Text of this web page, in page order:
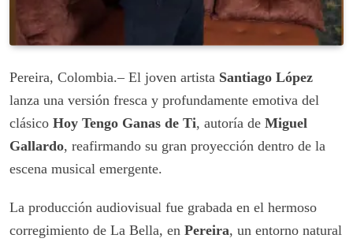
Pereira, Colombia.– El joven artista Santiago López
lanza una versión fresca y profundamente emotiva del
clásico Hoy Tengo Ganas de Ti, autoría de Miguel
Gallardo, reafirmando su gran proyección dentro de la
escena musical emergente.
La producción audiovisual fue grabada en el hermoso
corregimiento de La Bella, en Pereira, un entorno natural